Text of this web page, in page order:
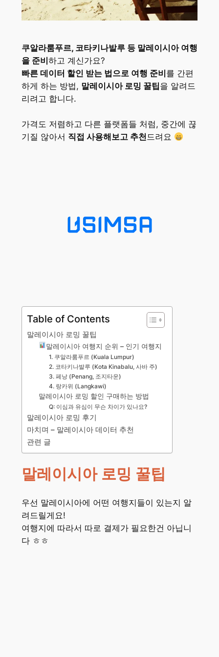
쿠알라룸푸르, 코타키나발루 등 말레이시아 여행
을 준비 하고 계신가요?
빠른 데이터 할인 받는 법으로 여행 준비 를 간편
하게 하는 방법, 말레이시아 로밍 꿀팁을 알려드
리려고 합니다.
가격도 저렴하고 다른 플랫폼들 처럼, 중간에 끊
기질 않아서 직접 사용해보고 추천드려요
Table of Contents
말레이시아 로밍 꿀팁
말레이시아 여행지 순위 – 인기 여행지
1. 쿠알라룸푸르 (Kuala Lumpur)
2. 코타키나발루 (Kota Kinabalu, 사바 주)
3. 페낭 (Penang, 조지타운)
4. 랑카위 (Langkawi)
말레이시아 로밍 할인 구매하는 방법
Q: 이심과 유심이 무슨 차이가 있나요?
말레이시아 로밍 후기
마치며 – 말레이시아 데이터 추천
관련 글
말레이시아 로밍 꿀팁
우선 말레이시아에 어떤 여행지들이 있는지 알
려드릴게요!
여행지에 따라서 따로 결제가 필요한건 아닙니
다 ㅎㅎ